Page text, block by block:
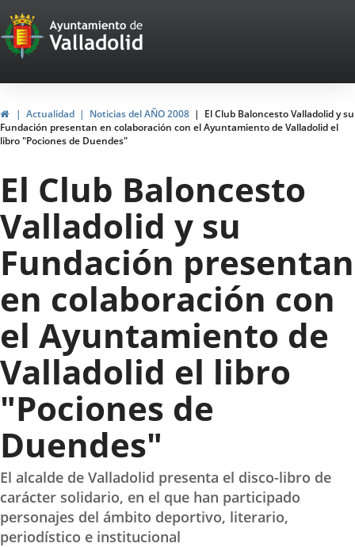
Portal
Web
del
Ayuntamiento
de
Valladolid
HomeActualidad Noticias del AÑO 2008
El Club Baloncesto Valladolid y su
Fundación presentan en colaboración con el Ayuntamiento de Valladolid el
libro "Pociones de Duendes"
El Club Baloncesto
Valladolid y su
Fundación presentan
en colaboración con
el Ayuntamiento de
Valladolid el libro
"Pociones de
Duendes"
El alcalde de Valladolid presenta el disco-libro de
carácter solidario, en el que han participado
personajes del ámbito deportivo, literario,
periodístico e institucional